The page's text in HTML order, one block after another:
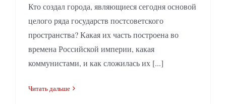
Кто создал города, являющиеся сегодня основой
целого ряда государств постсоветского
пространства? Какая их часть построена во
времена Российской империи, какая
коммунистами, и как сложилась их [...]
Читать дальше